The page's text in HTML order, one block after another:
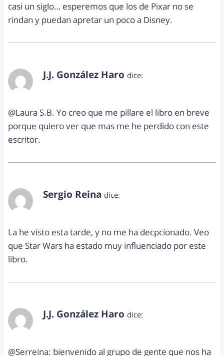
casi un siglo… esperemos que los de Pixar no se
rindan y puedan apretar un poco a Disney.
J.J. González Haro dice:
@Laura S.B. Yo creo que me pillare el libro en breve
porque quiero ver que mas me he perdido con este
escritor.
Sergio Reina dice:
La he visto esta tarde, y no me ha decpcionado. Veo
que Star Wars ha estado muy influenciado por este
libro.
J.J. González Haro dice:
@Serreina: bienvenido al grupo de gente que nos ha